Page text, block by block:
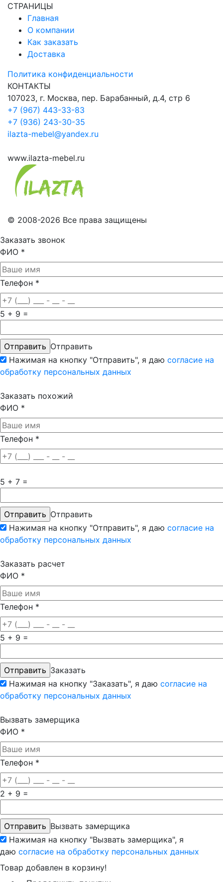
СТРАНИЦЫ
Главная
О компании
Как заказать
Доставка
Политика конфиденциальности
КОНТАКТЫ
107023, г. Москва, пер. Барабанный, д.4, стр 6
+7 (967) 443-33-83
+7 (936) 243-30-35
ilazta-mebel@yandex.ru
www.ilazta-mebel.ru
© 2008-2026 Все права защищены
Заказать звонок
ФИО *
Телефон *
5 + 9 =
Отправить
Нажимая на кнопку "Отправить", я даю согласие на
обработку персональных данных
Заказать похожий
ФИО *
Телефон *
5 + 7 =
Отправить
Нажимая на кнопку "Отправить", я даю согласие на
обработку персональных данных
Заказать расчет
ФИО *
Телефон *
5 + 9 =
Заказать
Нажимая на кнопку "Заказать", я даю согласие на
обработку персональных данных
Вызвать замерщика
ФИО *
Телефон *
2 + 9 =
Вызвать замерщика
Нажимая на кнопку "Вызвать замерщика", я
даю согласие на обработку персональных данных
Товар добавлен в корзину!